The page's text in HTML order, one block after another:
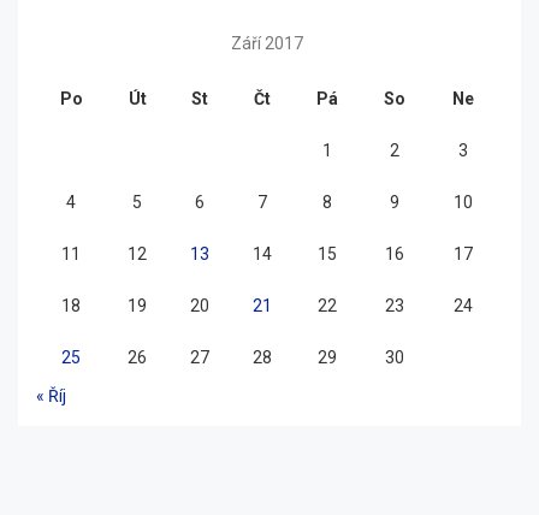
Září 2017
Po Út St Čt Pá So Ne
1 2 3
4 5 6 7 8 9 10
11 12 13 14 15 16 17
18 19 20 21 22 23 24
25 26 27 28 29
30
« Říj